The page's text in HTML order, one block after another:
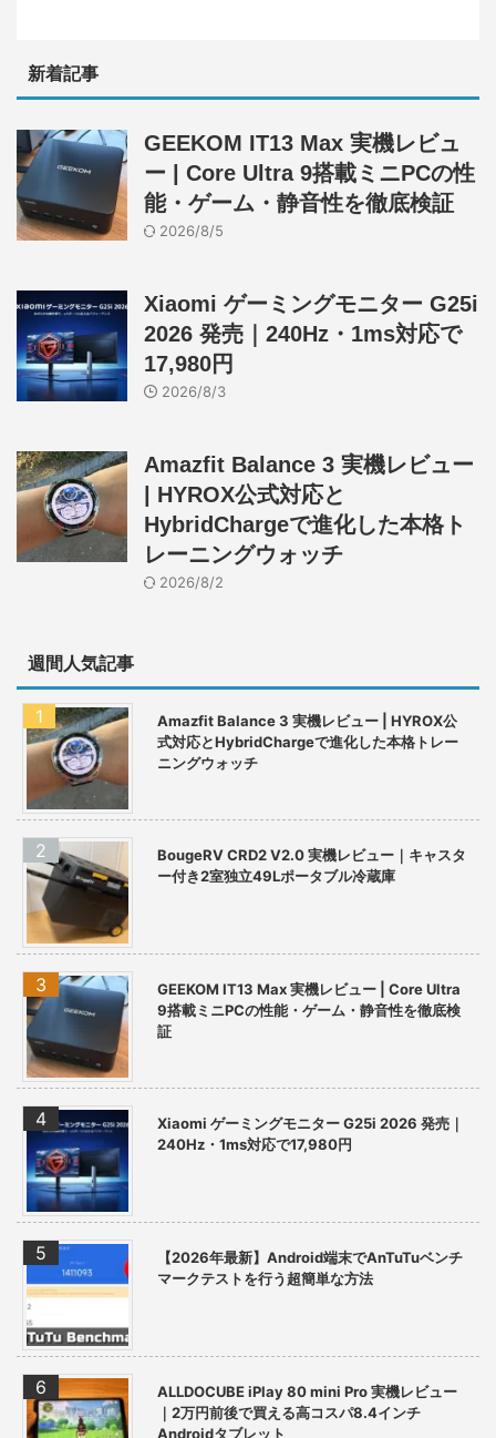
新着記事
GEEKOM IT13 Max 実機レビュ
ー | Core Ultra 9搭載ミニPCの性
能・ゲーム・静音性を徹底検証
2026/8/5
Xiaomi ゲーミングモニター G25i
2026 発売｜240Hz・1ms対応で
17,980円
2026/8/3
Amazfit Balance 3 実機レビュー
| HYROX公式対応と
HybridChargeで進化した本格ト
レーニングウォッチ
2026/8/2
週間人気記事
Amazfit Balance 3 実機レビュー | HYROX公
式対応とHybridChargeで進化した本格トレー
ニングウォッチ
BougeRV CRD2 V2.0 実機レビュー｜キャスタ
ー付き2室独立49Lポータブル冷蔵庫
GEEKOM IT13 Max 実機レビュー | Core Ultra
9搭載ミニPCの性能・ゲーム・静音性を徹底検
証
Xiaomi ゲーミングモニター G25i 2026 発売｜
240Hz・1ms対応で17,980円
【2026年最新】Android端末でAnTuTuベンチ
マークテストを行う超簡単な方法
ALLDOCUBE iPlay 80 mini Pro 実機レビュー
｜2万円前後で買える高コスパ8.4インチ
Androidタブレット